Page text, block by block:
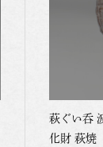
萩ぐい呑
化財 萩焼